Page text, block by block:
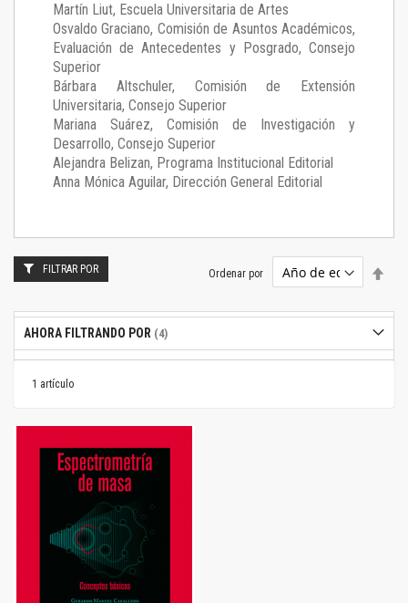
Martín Liut, Escuela Universitaria de Artes
Osvaldo Graciano, Comisión de Asuntos Académicos,
Evaluación de Antecedentes y Posgrado, Consejo
Superior
Bárbara Altschuler, Comisión de Extensión
Universitaria, Consejo Superior
Mariana Suárez, Comisión de Investigación y
Desarrollo, Consejo Superior
Alejandra Belizan, Programa Institucional Editorial
Anna Mónica Aguilar, Dirección General Editorial
1 artículo
Ordenar por
FILTRAR POR
AHORA FILTRANDO POR